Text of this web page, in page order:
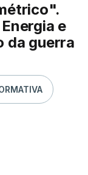
e
da guerra